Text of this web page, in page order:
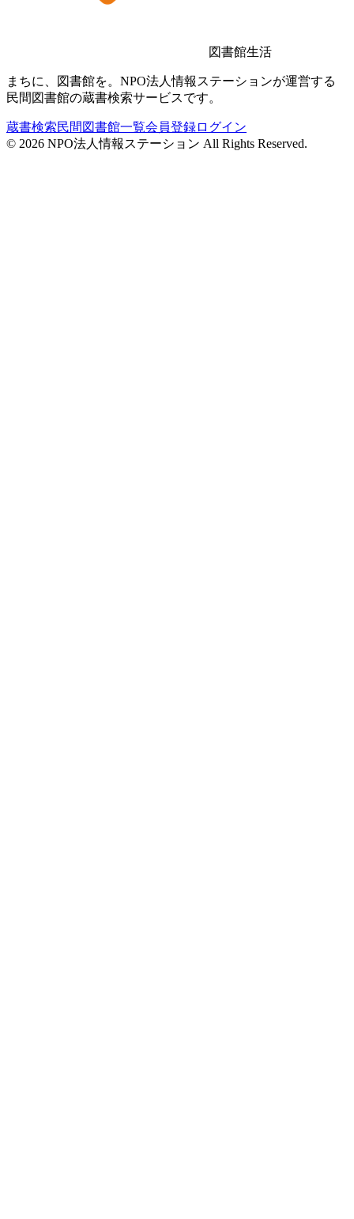
図書館生活
まちに、図書館を。NPO法人情報ステーションが運営する
民間図書館の蔵書検索サービスです。
蔵書検索民間図書館一覧会員登録ログイン
© 2026 NPO法人情報ステーション All Rights Reserved.